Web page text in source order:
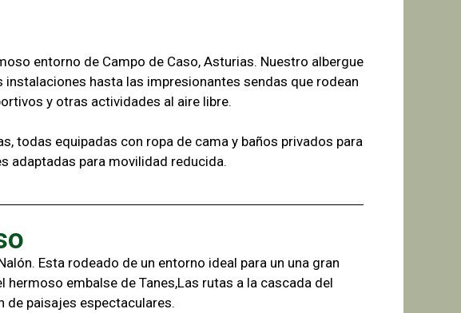
entorno de Campo de Caso, Asturias. Nuestro albergue
hasta las impresionantes sendas que rodean
y otras actividades al aire libre.
todas equipadas con ropa de cama y baños privados para
adaptadas para movilidad reducida.
Esta rodeado de un entorno ideal para un una gran
l hermoso embalse de Tanes,Las rutas a la cascada del
de paisajes espectaculares.